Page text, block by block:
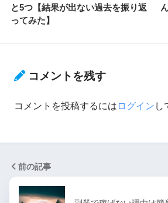
と5つ【結果が出ない過去を振り返
ってみた】
コメントを残す
コメントを投稿するには ログイン し
前の記事